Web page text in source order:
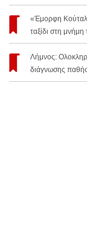
«Έμορφη
ταξίδι στη
Λήμνος:
διάγνωσης